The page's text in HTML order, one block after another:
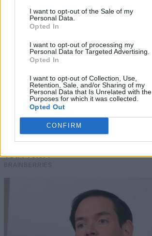
I want to opt-out of the Sale of my
Personal Data.
Opted In
I want to opt-out of processing my
Personal Data for Targeted Advertising.
Opted In
I want to opt-out of Collection, Use,
Retention, Sale, and/or Sharing of my
Personal Data that Is Unrelated with the
Purposes for which it was collected.
Opted Out
CONFIRM